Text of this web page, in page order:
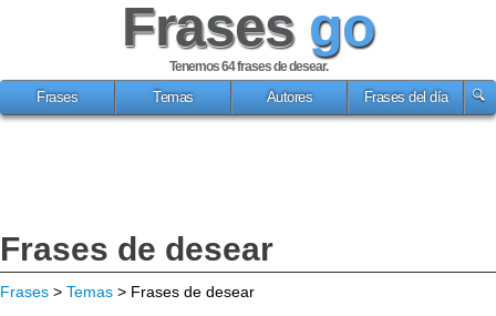
Frases go
Tenemos 64frases de desear.
Frases
Temas Autores Frases del día
Frases de desear
Frases > Temas > Frases de desear